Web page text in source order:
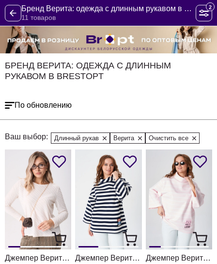
Бренд Верита: одежда с длинным рукавом в BrestOpt
11 товаров
2
БРЕНД ВЕРИТА: ОДЕЖДА С ДЛИННЫМ
РУКАВОМ В BRESTOPT
По обновлению
Ваш выбор: Длинный рукав Верита Очистить все
Джемпер Верита 2409-1 Джемпер Верита 2357 синий Джемпер Верита 2357 розовый